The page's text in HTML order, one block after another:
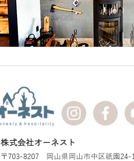
株式会社オーネスト
〒703-8207 岡山県岡山市中区祇園24-1